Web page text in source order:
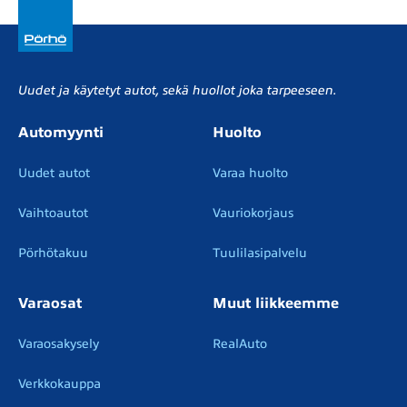
Uudet ja käytetyt autot, sekä huollot joka tarpeeseen.
Automyynti
Uudet autot
Vaihtoautot
Pörhötakuu
Huolto
Varaa huolto
Vauriokorjaus
Tuulilasipalvelu
Varaosat
Varaosakysely
Verkkokauppa
Muut liikkeemme
RealAuto